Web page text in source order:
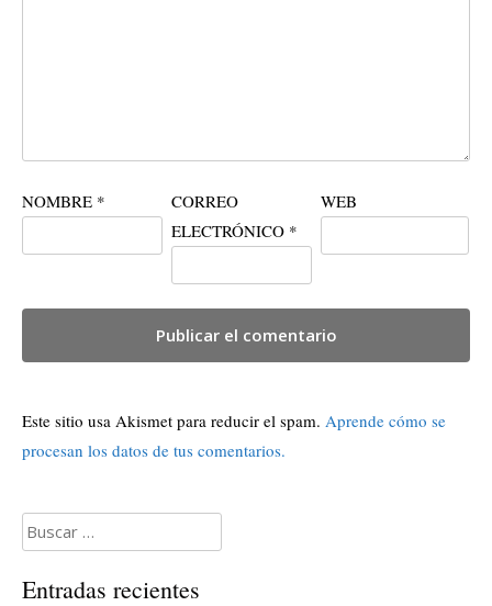
NOMBRE *
CORREO
ELECTRÓNICO *
WEB
Este sitio usa Akismet para reducir el spam. Aprende cómo se
procesan los datos de tus comentarios.
Buscar:
Entradas recientes